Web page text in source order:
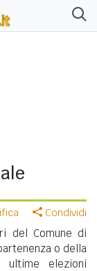
Condividi
del Comune di
o della
ultime elezioni